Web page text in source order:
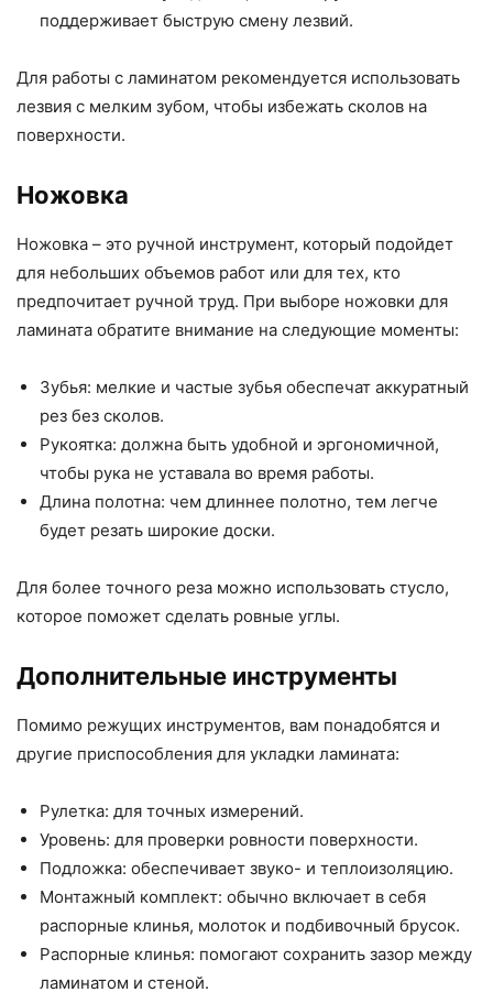
поддерживает быструю смену лезвий.
Для работы с ламинатом рекомендуется использовать
лезвия с мелким зубом, чтобы избежать сколов на
поверхности.
Ножовка
Ножовка – это ручной инструмент, который подойдет
для небольших объемов работ или для тех, кто
предпочитает ручной труд. При выборе ножовки для
ламината обратите внимание на следующие моменты:
Зубья: мелкие и частые зубья обеспечат аккуратный
рез без сколов.
Рукоятка: должна быть удобной и эргономичной,
чтобы рука не уставала во время работы.
Длина полотна: чем длиннее полотно, тем легче
будет резать широкие доски.
Для более точного реза можно использовать стусло,
которое поможет сделать ровные углы.
Дополнительные инструменты
Помимо режущих инструментов, вам понадобятся и
другие приспособления для укладки ламината:
Рулетка: для точных измерений.
Уровень: для проверки ровности поверхности.
Подложка: обеспечивает звуко- и теплоизоляцию.
Монтажный комплект: обычно включает в себя
распорные клинья, молоток и подбивочный брусок.
Распорные клинья: помогают сохранить зазор между
ламинатом и стеной.